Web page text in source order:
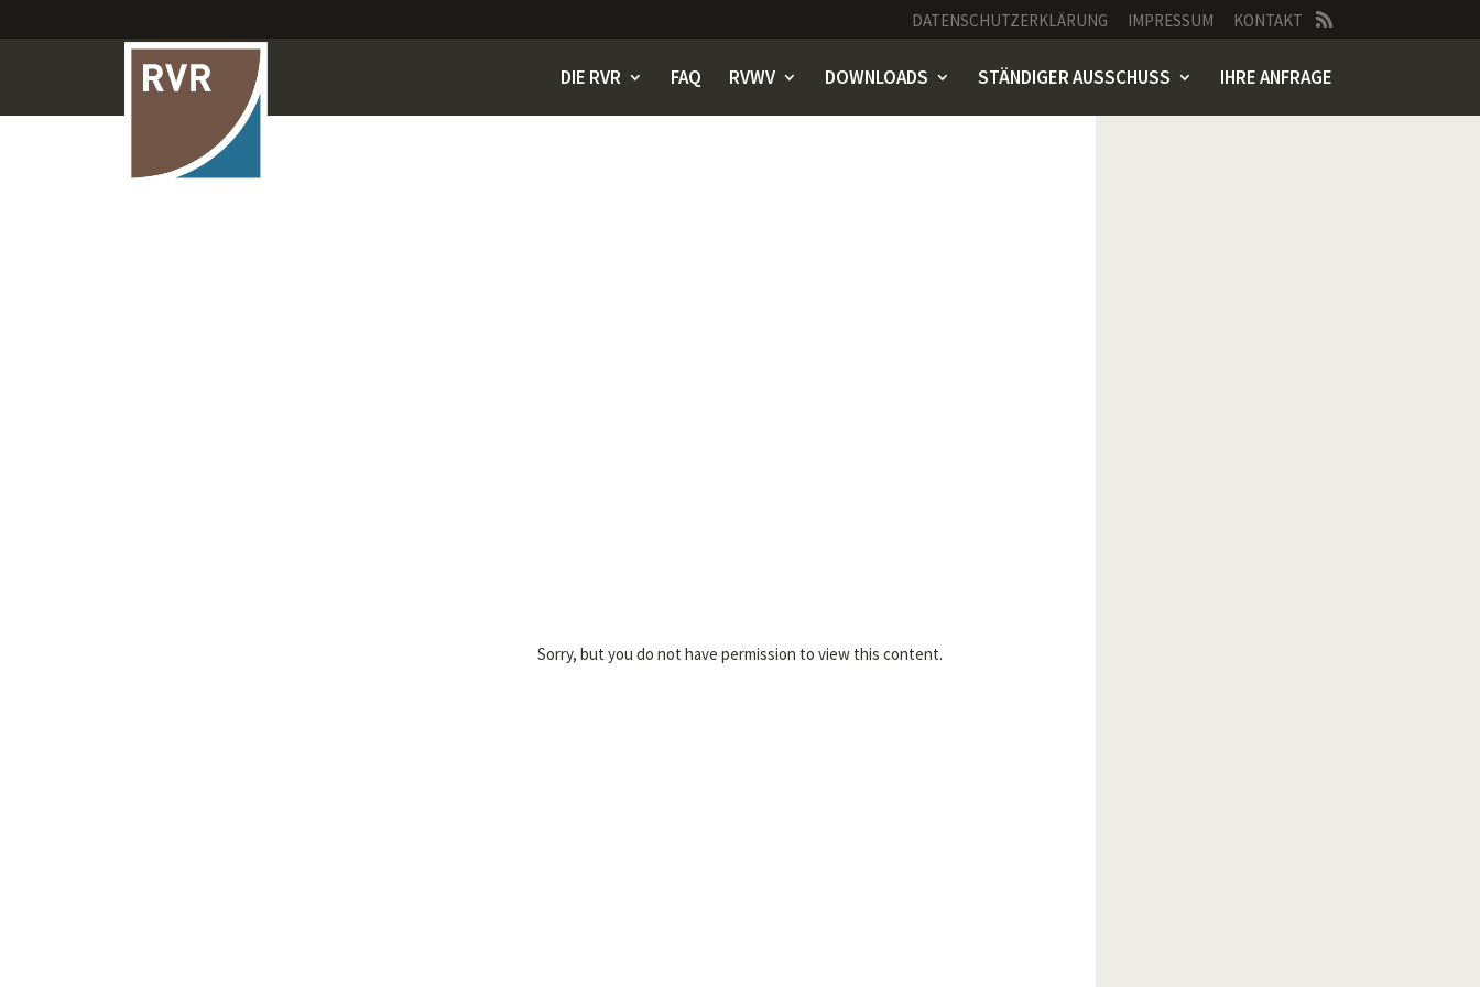
DATENSCHUTZERKLÄRUNG IMPRESSUM KONTAKT
DIE RVR FAQ RVWV DOWNLOADS STÄNDIGER AUSSCHUSS IHRE ANFRAGE
Sorry, but you do not have permission to view this content.